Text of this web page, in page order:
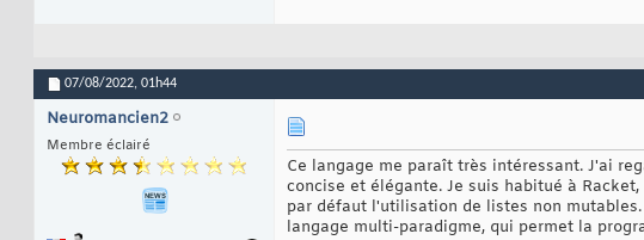
07/08/2022, 01h44
Neuromancien2
Membre éclairé
Ce langage me paraît très intéressant. J'ai
concise et élégante. Je suis habitué à
par défaut l'utilisation de listes non
langage multi-paradigme, qui permet la